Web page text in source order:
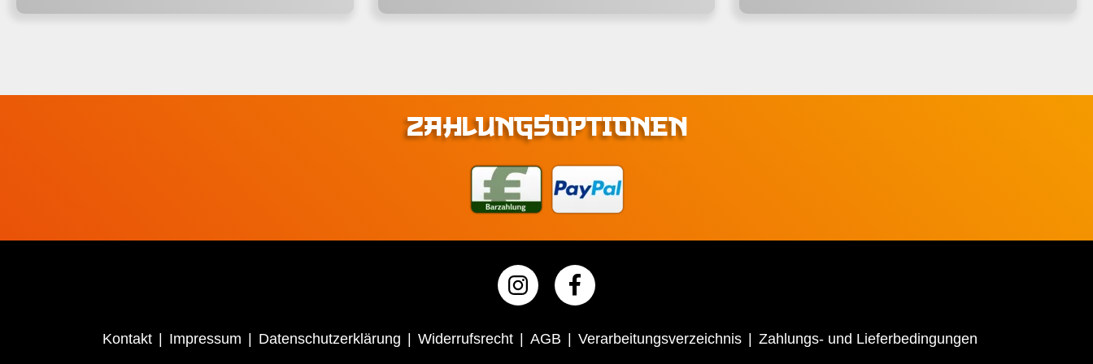
ZAHLUNGSOPTIONEN
Kontakt Impressum Datenschutzerklärung Widerrufsrecht AGB Verarbeitungsverzeichnis Zahlungs- und Lieferbedingungen